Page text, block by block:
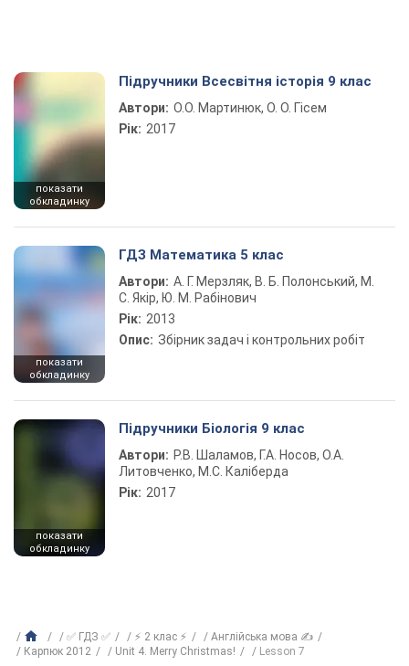
показати
обкладинку
Підручники Всесвітня історія 9 клас
Автори: О.О. Мартинюк, О. О. Гісем
Рік: 2017
показати
обкладинку
ГДЗ Математика 5 клас
Автори: А. Г. Мерзляк, В. Б. Полонський, М.
С. Якір, Ю. М. Рабінович
Рік: 2013
Опис: Збірник задач і контрольних робіт
показати
обкладинку
Підручники Біологія 9 клас
Автори: Р.В. Шаламов, Г.А. Носов, О.А.
Литовченко, М.С. Каліберда
Рік: 2017
✅ ГДЗ ✅ ⚡ 2 клас ⚡
Англійська мова ✍
Карпюк 2012
Unit 4. Merry Christmas! Lesson 7